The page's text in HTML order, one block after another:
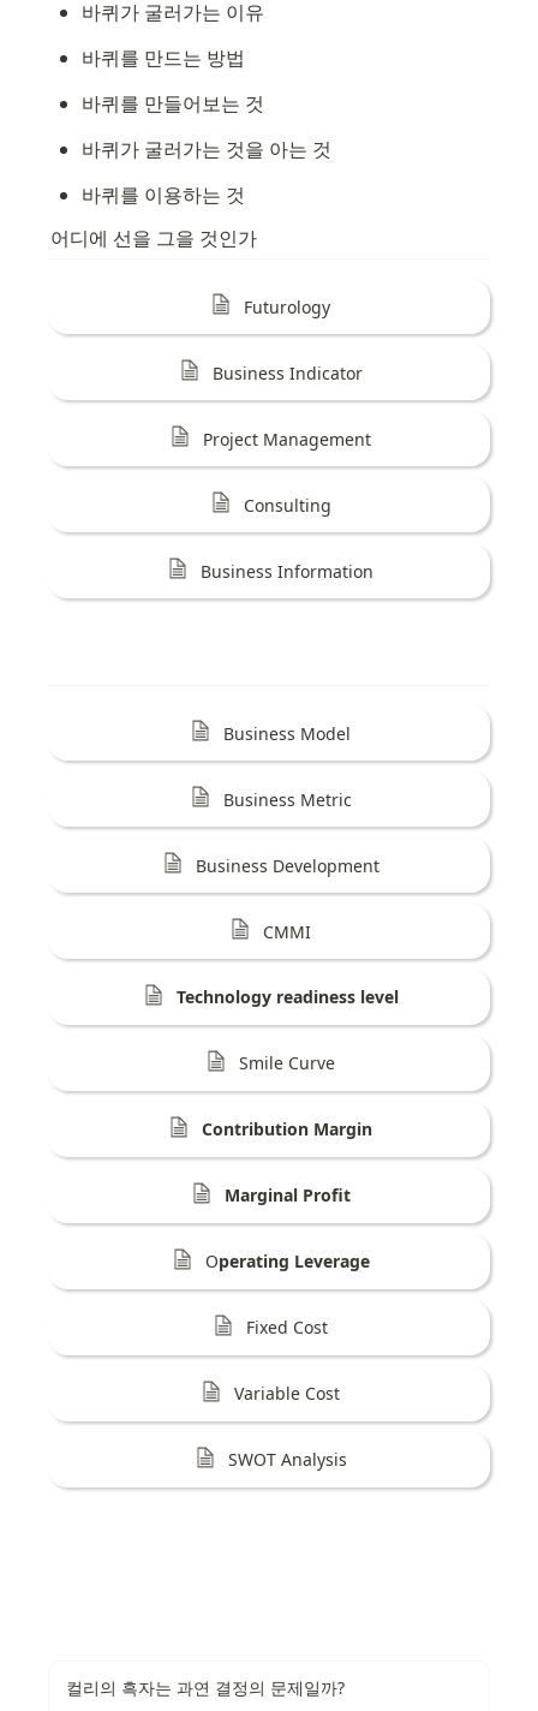
바퀴가 굴러가는 이유
바퀴를 만드는 방법
바퀴를 만들어보는 것
바퀴가 굴러가는 것을 아는 것
바퀴를 이용하는 것
어디에 선을 그을 것인가
Futurology
Business Indicator
Project Management
Consulting
Business Information
Business Model
Business Metric
Business Development
CMMI
Technology readiness level
Smile Curve
Contribution Margin
Marginal Profit
Operating Leverage
Fixed Cost
Variable Cost
SWOT Analysis
컬리의 흑자는 과연 결정의 문제일까?